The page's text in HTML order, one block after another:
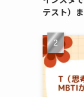
テスト）